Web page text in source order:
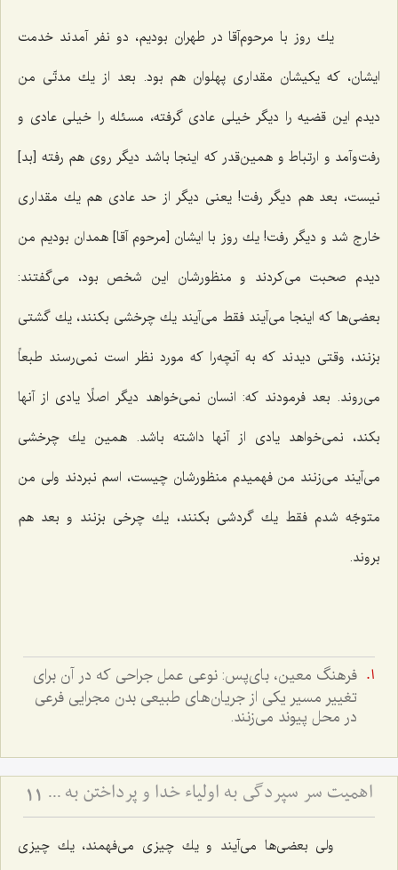
یك روز با مرحوم‌آقا در طهران بودیم، دو نفر آمدند خدمت
ایشان، كه یكیشان مقداری پهلوان هم بود. بعد از یك مدتّی من
دیدم این قضیه را دیگر خیلی عادی گرفته، مسئله را خیلی عادی و
رفت‌وآمد و ارتباط و همین‌قدر كه اینجا باشد دیگر روی هم رفته [بد]
نیست، بعد هم دیگر رفت! یعنی دیگر از حد عادی هم یك مقداری
خارج شد و دیگر رفت! یك روز با ایشان [مرحوم آقا] همدان بودیم من
دیدم صحبت می‌كردند و منظورشان این شخص بود، می‌گفتند:
بعضی‌ها كه اینجا می‌آیند فقط می‌آیند یك چرخشی بكنند، یك گشتی
بزنند، وقتی دیدند كه به آنچه‌را كه مورد نظر است نمی‌رسند طبعاً
می‌روند. بعد فرمودند كه: انسان نمی‌خواهد دیگر اصلًا یادی از آنها
بكند، نمی‌خواهد یادی از آنها داشته باشد. همین یك چرخشی
می‌آیند می‌زنند من فهمیدم منظورشان چیست، اسم نبردند ولی من
متوجّه شدم فقط یك گردشی بكنند، یك چرخی بزنند و بعد هم
بروند.
فرهنگ معين، باى‌پس: نوعى عمل جراحى كه در آن براى
تغيير مسير يكى از جريان‌هاى طبيعى بدن مجرايى فرعى
در محل پيوند مى‌زنند.
اهمیت سر سپردگی به اولیاء خدا و پرداختن به خود (مشهد مقدس) 11
ولی بعضی‌ها می‌آیند و یك چیزی می‌فهمند، یك چیزی